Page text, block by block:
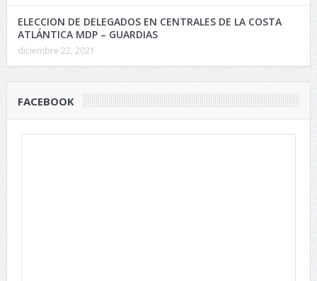
ELECCION DE DELEGADOS EN CENTRALES DE LA COSTA
ATLÁNTICA MDP – GUARDIAS
diciembre 22, 2021
FACEBOOK